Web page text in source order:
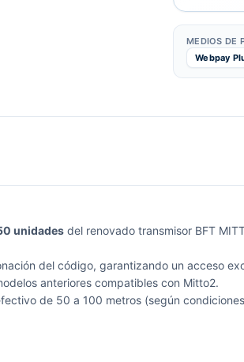
MEDIOS DE
Webpay
unidades del renovado transmisor BFT
del código, garantizando un acceso
anteriores compatibles con Mitto2.
de 50 a 100 metros (según